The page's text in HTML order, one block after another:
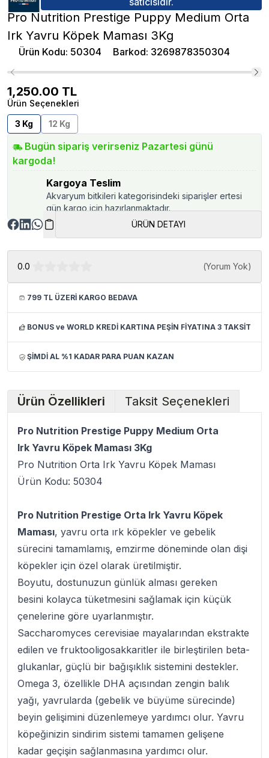
Pro Nutrition Prestige Puppy Medium Orta
Irk Yavru Köpek Maması 3Kg
Ürün Kodu: 50304 Barkod: 3269878350304
1,250.00 TL
Ürün Seçenekleri
3 Kg
12 Kg
Bugün sipariş verirseniz Pazartesi günü
kargoda!
Kargoya Teslim
Akvaryum bitkileri kategorisindeki siparişler ertesi
gün kargo için hazırlanmaktadır.
ÜRÜN DETAYI
0.0 (Yorum Yok)
799 TL ÜZERİ KARGO BEDAVA
BONUS ve WORLD KREDİ KARTINA PEŞİN FİYATINA 3 TAKSİT
ŞİMDİ AL %1 KADAR PARA PUAN KAZAN
Ürün Özellikleri Taksit Seçenekleri
Pro Nutrition Prestige Puppy Medium Orta
Irk Yavru Köpek Maması 3Kg
Pro Nutrition Orta Irk Yavru Köpek Maması
Ürün Kodu: 50304
Pro Nutrition Prestige Orta Irk Yavru Köpek
Maması, yavru orta ırk köpekler ve gebelik
sürecini tamamlamış, emzirme döneminde olan dişi
köpekler için özel olarak üretilmiştir.
Boyutu, dostunuzun günlük alması gereken
besini kolayca tüketmesini sağlamak için küçük
çenelerine göre uyarlanmıştır.
Saccharomyces cerevisiae mayalarından ekstrakte
edilen ve fruktooligosakkaritler ile birleştirilen beta-
glukanlar, güçlü bir bağışıklık sistemini destekler.
Omega 3, özellikle DHA açısından zengin balık
yağı, yavrularda (gebelik ve büyüme sürecinde)
beyin gelişimini düzenlemeye yardımcı olur. Yavru
köpeğinizin sindirim sistemi tamamen gelişene
kadar geçişin sağlanmasına yardımcı olur.